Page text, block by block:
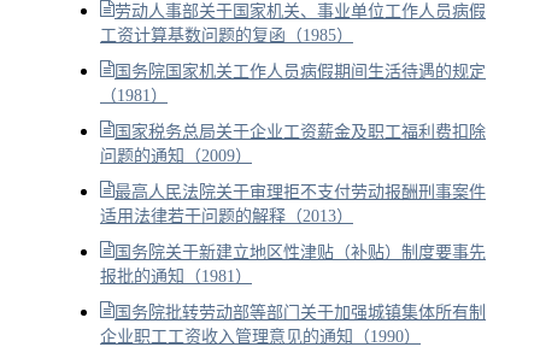
劳动人事部关于国家机关、事业单位工作人员病假
工资计算基数问题的复函（1985）
国务院国家机关工作人员病假期间生活待遇的规定
（1981）
国家税务总局关于企业工资薪金及职工福利费扣除
问题的通知（2009）
最高人民法院关于审理拒不支付劳动报酬刑事案件
适用法律若干问题的解释（2013）
国务院关于新建立地区性津贴（补贴）制度要事先
报批的通知（1981）
国务院批转劳动部等部门关于加强城镇集体所有制
企业职工工资收入管理意见的通知（1990）